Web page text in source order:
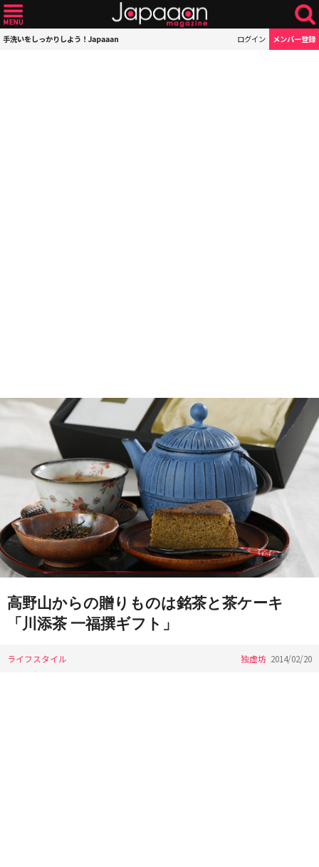
手洗いをしっかりしよう！Japaaan ログイン メンバー登録
高野山からの贈りものは銘茶と茶ケーキ
「川添茶 一福撰ギフト」
ライフスタイル 独虚坊 2014/02/20